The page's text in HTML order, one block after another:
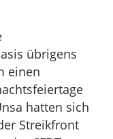
übrigens
einen
hatten sich
Streikfront